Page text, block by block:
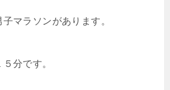
マラソンがあります。
分です。